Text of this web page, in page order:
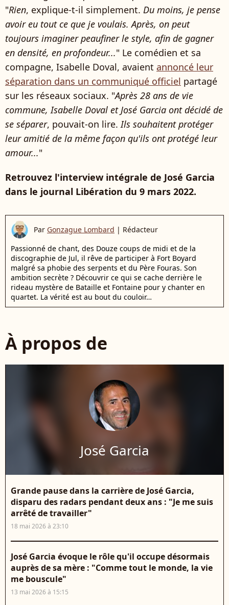
"Rien, explique-t-il simplement. Du moins, je pense
avoir eu tout ce que je voulais. Après, on peut
toujours imaginer peaufiner le style, afin de gagner
en densité, en profondeur..." Le comédien et sa
compagne, Isabelle Doval, avaient annoncé leur
séparation dans un communiqué officiel partagé
sur les réseaux sociaux. "Après 28 ans de vie
commune, Isabelle Doval et José Garcia ont décidé de
se séparer, pouvait-on lire.Ils souhaitent protéger
leur amitié de la même façon qu'ils ont protégé leur
amour..."
Retrouvez l'interview intégrale de José Garcia
dans le journal Libération du 9 mars 2022.
Par Gonzague Lombard | Rédacteur
Passionné de chant, des Douze coups de midi et de la
discographie de Jul, il rêve de participer à Fort Boyard
malgré sa phobie des serpents et du Père Fouras. Son
ambition secrète ? Découvrir ce qui se cache derrière le
rideau mystère de Bataille et Fontaine pour y chanter en
quartet. La vérité est au bout du couloir…
À propos de
José Garcia
Grande pause dans la carrière de José Garcia,
disparu des radars pendant deux ans : "Je me suis
arrêté de travailler"
18 mai 2026 à 23:10
José Garcia évoque le rôle qu'il occupe désormais
auprès de sa mère : "Comme tout le monde, la vie
me bouscule"
13 mai 2026 à 15:15